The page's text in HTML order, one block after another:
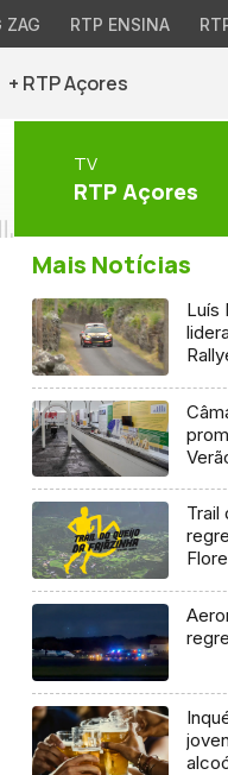
ZAG RTP ENSINA
+ RTP Açores
TV
RTP Açores
Mais Notícias
Luís
Trail